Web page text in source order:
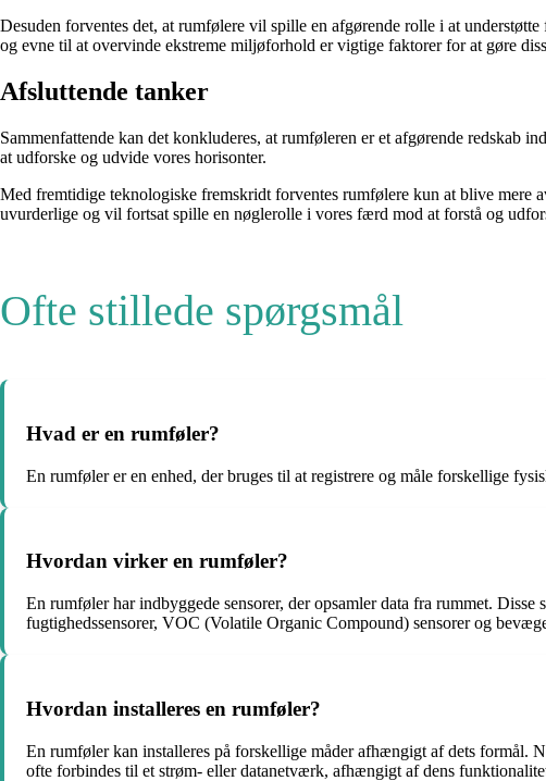
Desuden forventes det, at rumfølere vil spille en afgørende rolle i at
og evne til at overvinde ekstreme miljøforhold er vigtige faktorer for at gøre
Afsluttende tanker
Sammenfattende kan det konkluderes, at rumføleren er et afgørende redskab
at udforske og udvide vores horisonter.
Med fremtidige teknologiske fremskridt forventes rumfølere kun at blive
uvurderlige og vil fortsat spille en nøglerolle i vores færd mod at forstå og
Ofte stillede spørgsmål
Hvad er en rumføler?
En rumføler er en enhed, der bruges til at registrere og måle forskellige
Hvordan virker en rumføler?
En rumføler har indbyggede sensorer, der opsamler data fra rummet.
fugtighedssensorer, VOC (Volatile Organic Compound) sensorer og
Hvordan installeres en rumføler?
En rumføler kan installeres på forskellige måder afhængigt af dets formål.
ofte forbindes til et strøm- eller datanetværk, afhængigt af dens